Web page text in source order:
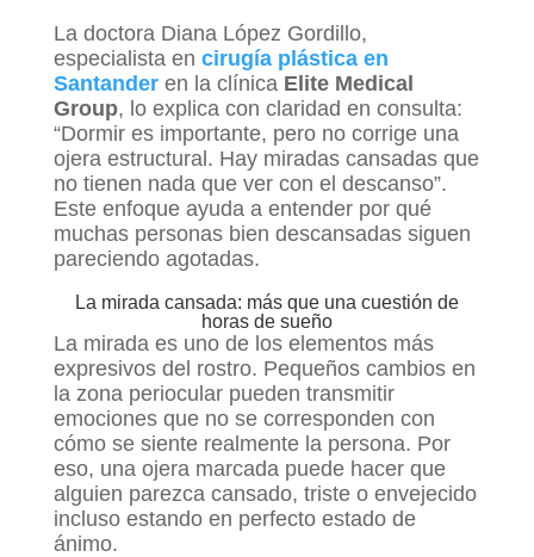
La doctora Diana López Gordillo,
especialista en cirugía plástica en
Santanderen la clínica Elite Medical
Group, lo explica con claridad en consulta:
“Dormir es importante, pero no corrige una
ojera estructural. Hay miradas cansadas que
no tienen nada que ver con el descanso”.
Este enfoque ayuda a entender por qué
muchas personas bien descansadas siguen
pareciendo agotadas.
La mirada cansada: más que una cuestión de
horas de sueño
La mirada es uno de los elementos más
expresivos del rostro. Pequeños cambios en
la zona periocular pueden transmitir
emociones que no se corresponden con
cómo se siente realmente la persona. Por
eso, una ojera marcada puede hacer que
alguien parezca cansado, triste o envejecido
incluso estando en perfecto estado de
ánimo.